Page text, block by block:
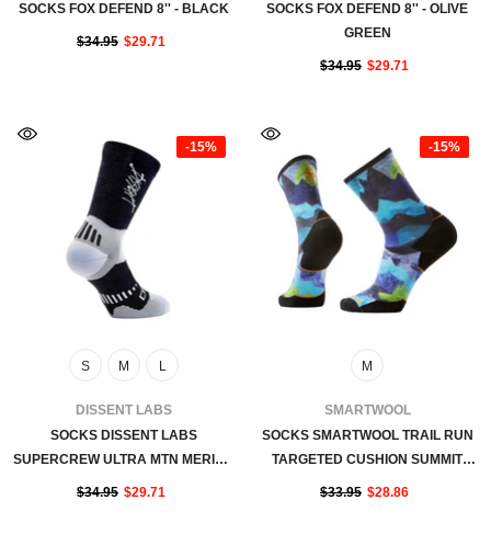
SOCKS FOX DEFEND 8'' - BLACK
$34.95 $29.71
SOCKS FOX DEFEND 8'' - OLIVE
GREEN
$34.95 $29.71
-15%
S M L
FOURNISSEUR:DISSENT LABS
SOCKS DISSENT LABS
SUPERCREW ULTRA MTN MERINO
6'' - BLACK
$34.95 $29.71
-15%
M
FOURNISSEUR:SMARTWOOL
SOCKS SMARTWOOL TRAIL RUN
TARGETED CUSHION SUMMIT
SECTOR PRINT - NIGHTFALL BLUE
$33.95 $28.86